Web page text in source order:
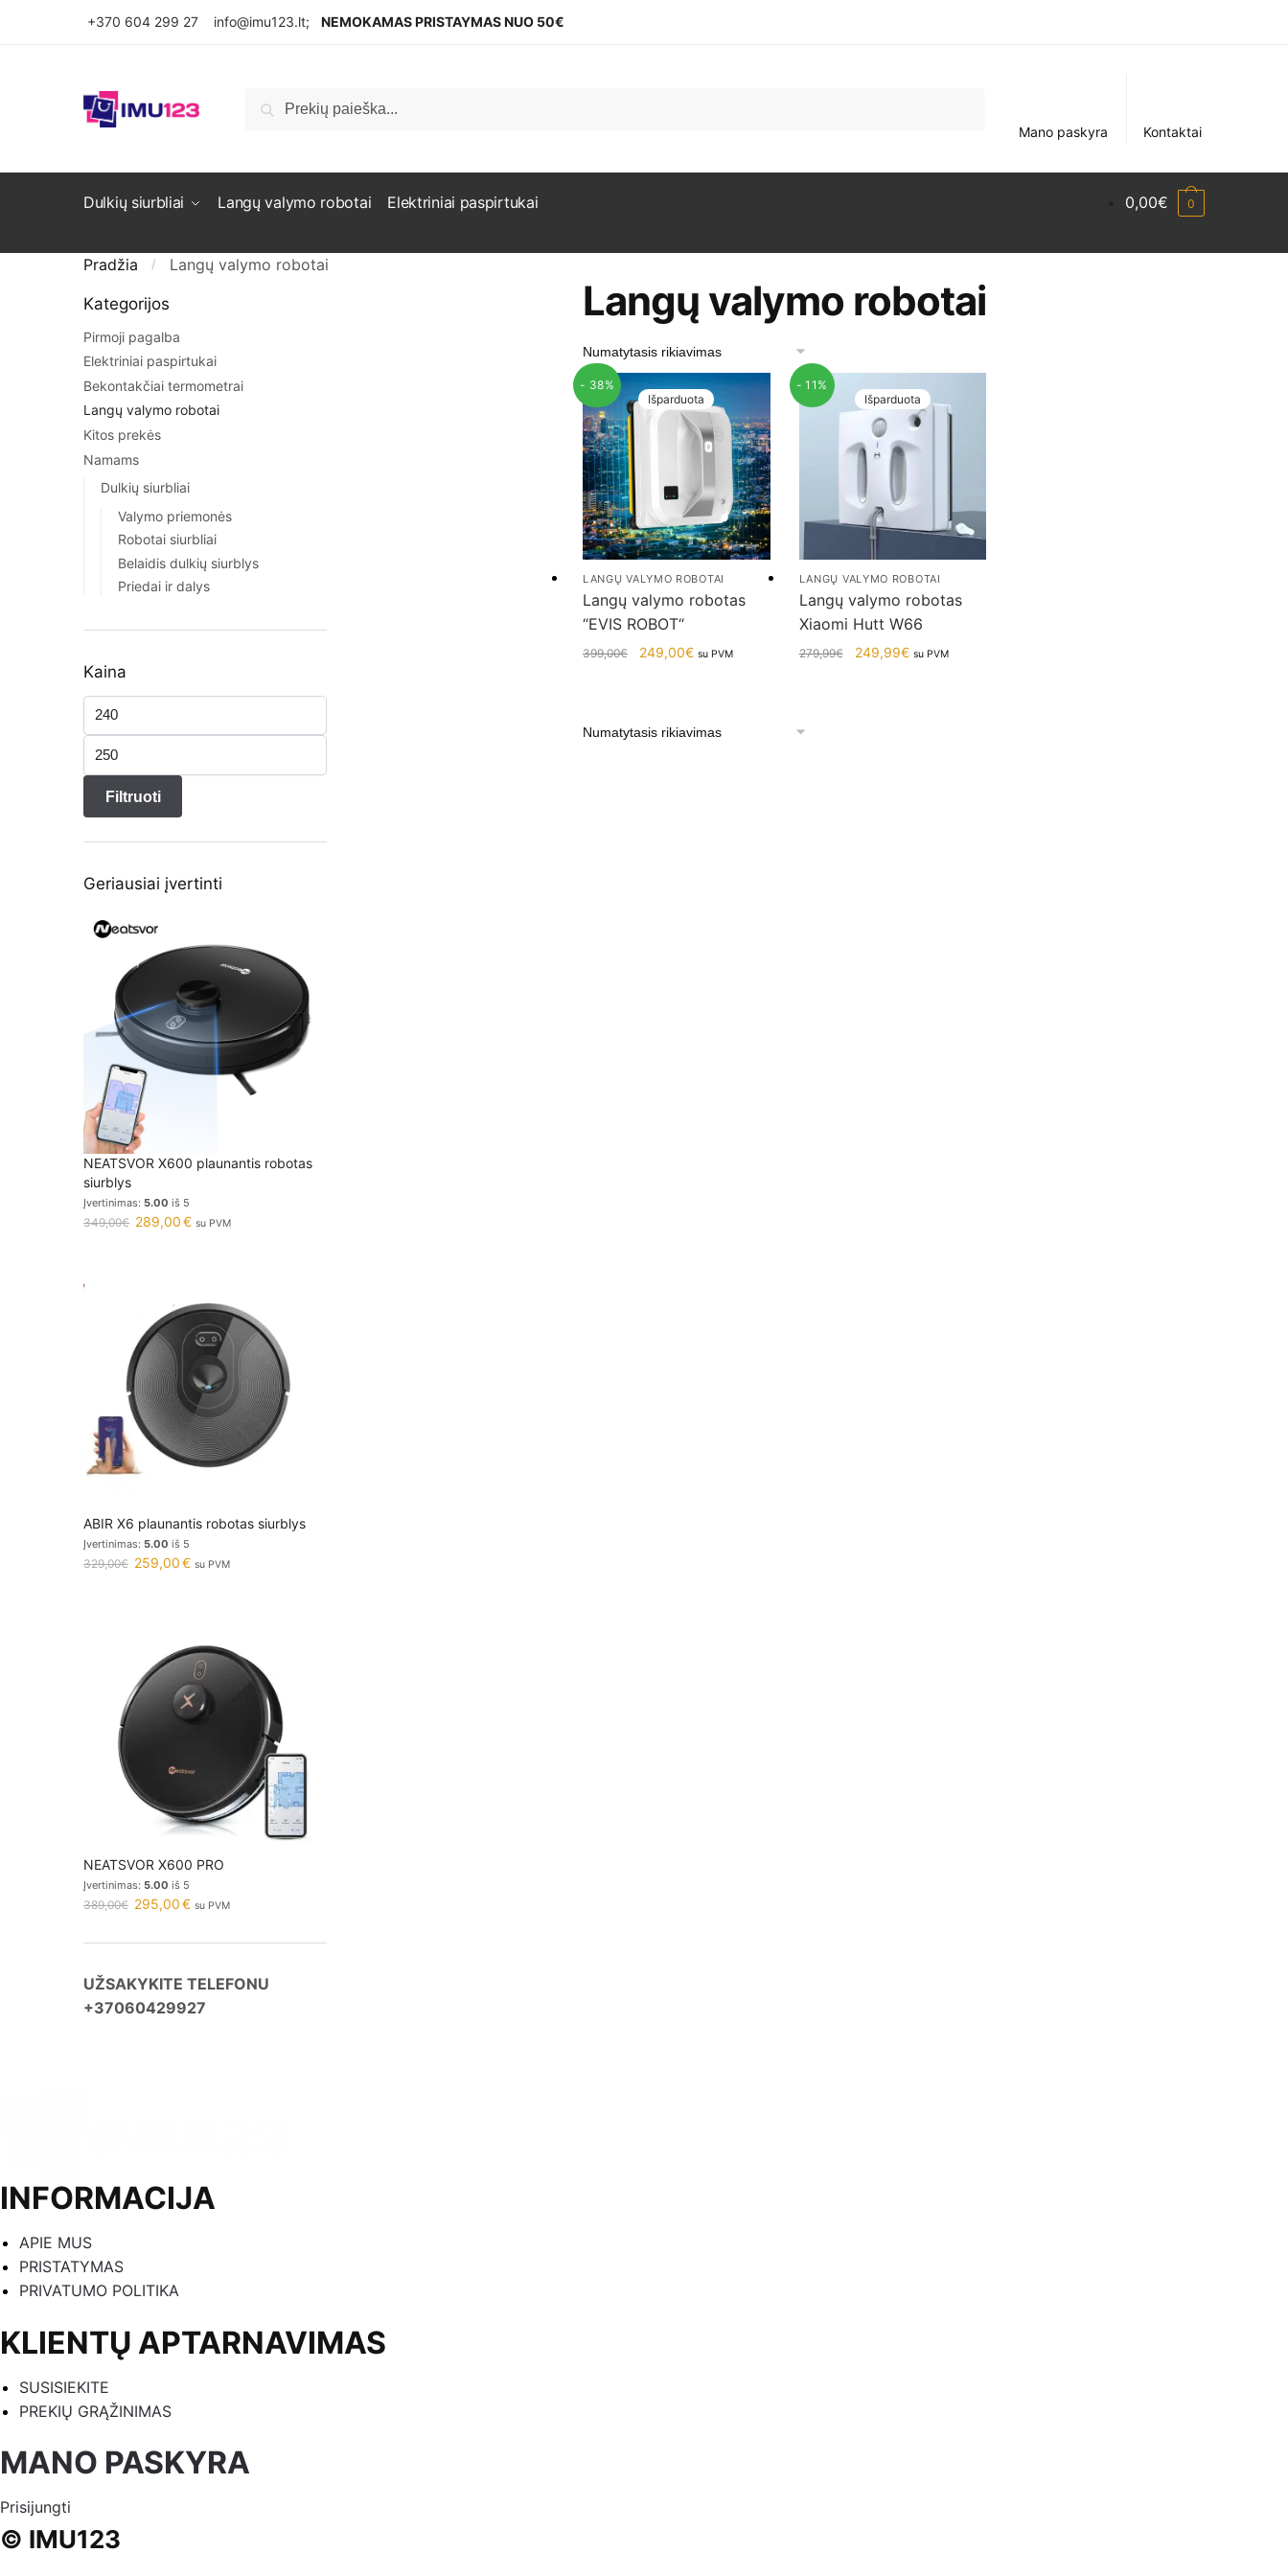
Pereiti prie navigacijos
Pereiti prie turinio
+370 604 299 27 info@imu123.lt; NEMOKAMAS PRISTAYMAS NUO 50€
Ieškoti:
Ieškoti
Mano paskyra
Kontaktai
Dulkių siurbliai Langų valymo robotai Elektriniai paspirtukai 0,00€ 0
Pradžia / Langų valymo robotai
Langų valymo robotai
- 38%
Išparduota
LANGŲ VALYMO ROBOTAI
Langų valymo robotas
“EVIS ROBOT“
399,00€ 249,00€ su PVM
- 11%
Išparduota
LANGŲ VALYMO ROBOTAI
Langų valymo robotas
Xiaomi Hutt W66
279,99€ 249,99€ su PVM
Kategorijos
Pirmoji pagalba
Elektriniai paspirtukai
Bekontakčiai termometrai
Langų valymo robotai
Kitos prekės
Namams
Dulkių siurbliai
Valymo priemonės
Robotai siurbliai
Belaidis dulkių siurblys
Priedai ir dalys
Kaina
Filtruoti
Geriausiai įvertinti
NEATSVOR X600 plaunantis robotas
siurblys
Įvertinimas: 5.00 iš 5
349,00€ 289,00€ su PVM
ABIR X6 plaunantis robotas siurblys
Įvertinimas: 5.00 iš 5
329,00€ 259,00€ su PVM
NEATSVOR X600 PRO
Įvertinimas: 5.00 iš 5
389,00€ 295,00€ su PVM
UŽSAKYKITE TELEFONU
+37060429927
INFORMACIJA
APIE MUS
PRISTATYMAS
PRIVATUMO POLITIKA
KLIENTŲ APTARNAVIMAS
SUSISIEKITE
PREKIŲ GRĄŽINIMAS
MANO PASKYRA
Prisijungti
© IMU123